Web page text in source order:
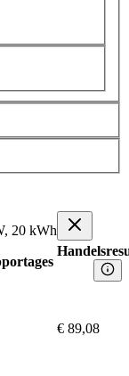
20 kWh
€ 89,08